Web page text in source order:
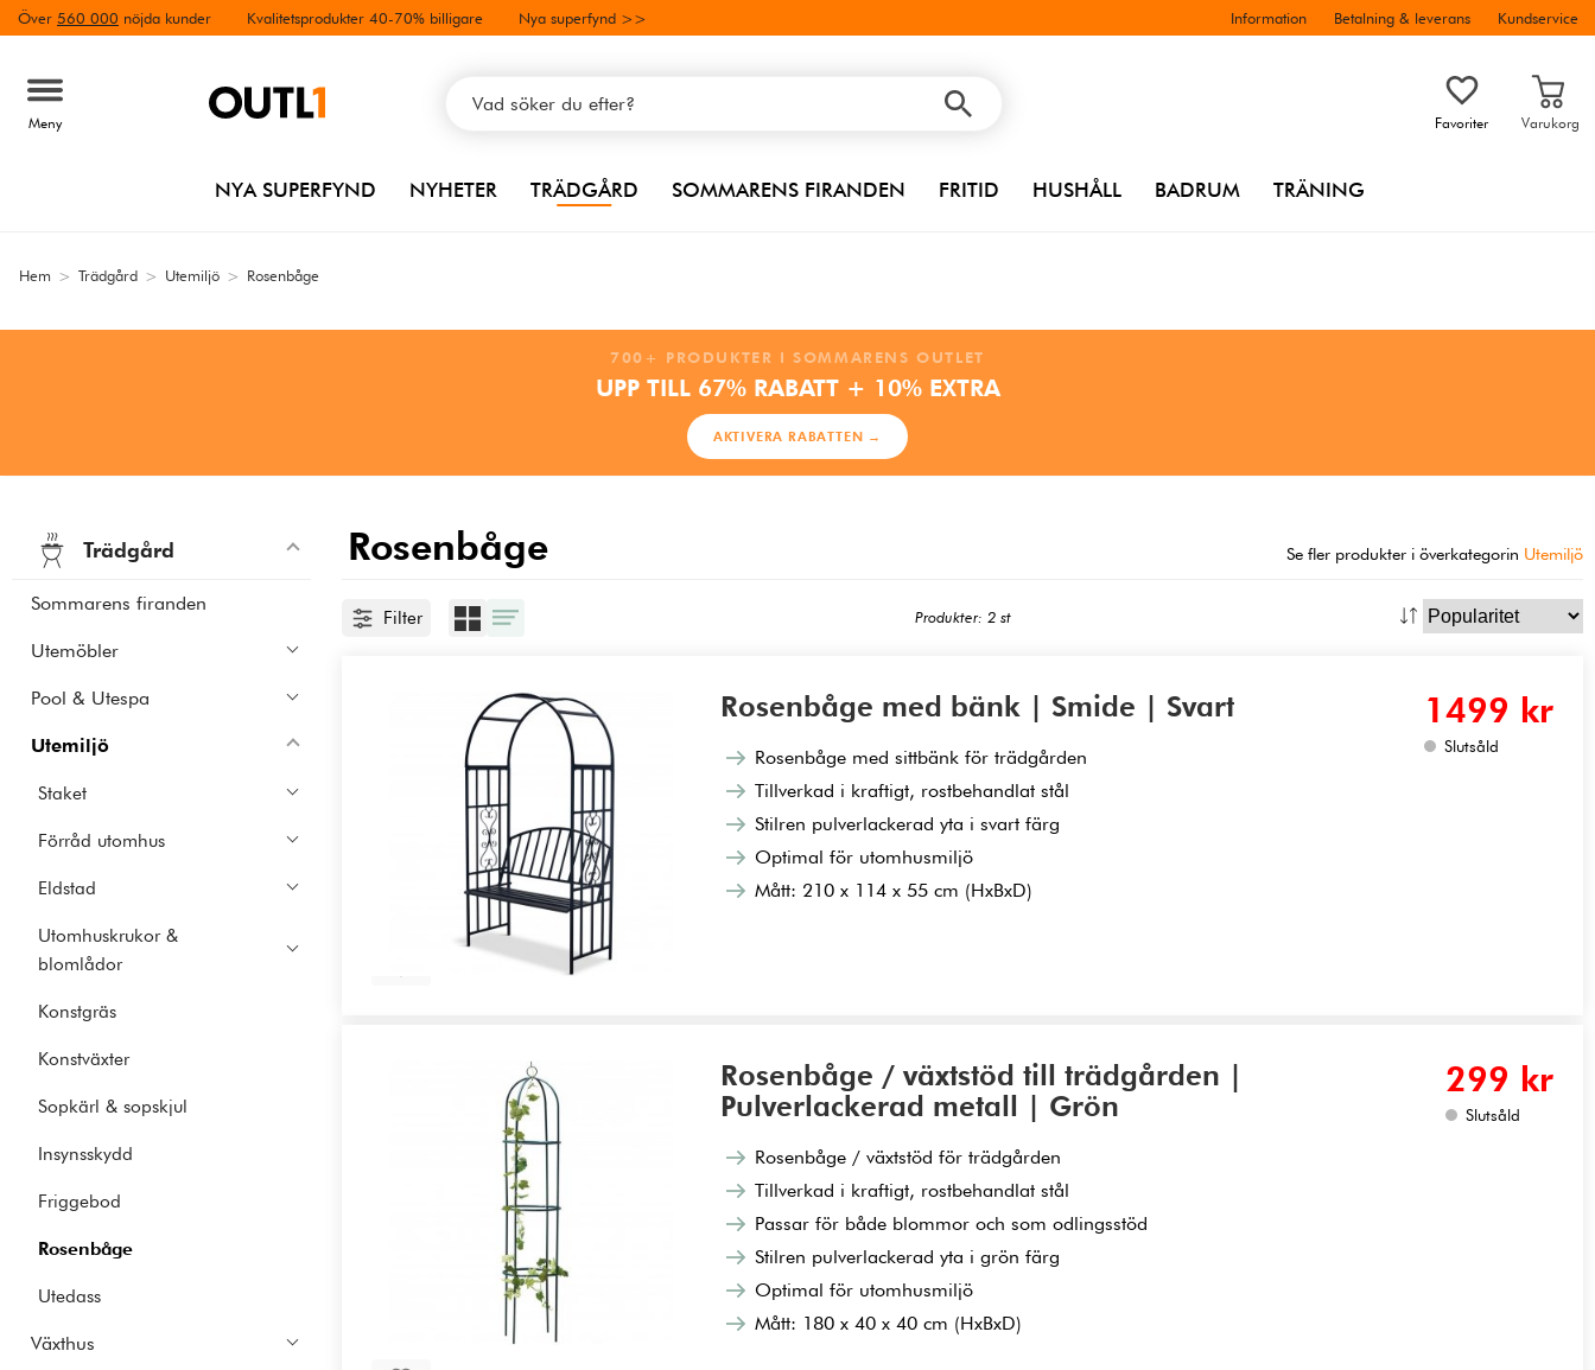
Över 560 000 nöjda kunder Kvalitetsprodukter 40-70% billigare Nya superfynd >> Information Betalning & leverans Kundservice
Meny Favoriter Varukorg
NYA SUPERFYND NYHETER TRÄDGÅRD SOMMARENS FIRANDEN FRITID HUSHÅLL BADRUM TRÄNING
Hem > Trädgård > Utemiljö > Rosenbåge
700+ PRODUKTER I SOMMARENS OUTLET
UPP TILL 67% RABATT + 10% EXTRA
AKTIVERA RABATTEN →
Rosenbåge Se fler produkter i överkategorin Utemiljö
Trädgård
Sommarens firanden
Utemöbler
Pool & Utespa
Utemiljö
Staket
Förråd utomhus
Eldstad
Utomhuskrukor &
blomlådor
Konstgräs
Konstväxter
Sopkärl & sopskjul
Insynsskydd
Friggebod
Rosenbåge
Utedass
Växthus
Filter Produkter: 2 st
Rosenbåge med bänk | Smide | Svart
Rosenbåge med sittbänk för trädgården
Tillverkad i kraftigt, rostbehandlat stål
Stilren pulverlackerad yta i svart färg
Optimal för utomhusmiljö
Mått: 210 x 114 x 55 cm (HxBxD)
1499 kr
Slutsåld
Rosenbåge / växtstöd till trädgården |
Pulverlackerad metall | Grön
Rosenbåge / växtstöd för trädgården
Tillverkad i kraftigt, rostbehandlat stål
Passar för både blommor och som odlingsstöd
Stilren pulverlackerad yta i grön färg
Optimal för utomhusmiljö
Mått: 180 x 40 x 40 cm (HxBxD)
299 kr
Slutsåld